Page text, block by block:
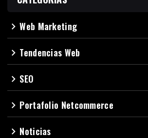
navigate_nextWeb Marketing
navigate_next Tendencias Web
navigate_next SEO
navigate_next Portafolio Netcommerce
navigate_next Noticias